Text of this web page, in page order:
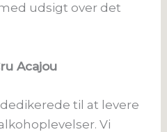
udsigt over det
Acajou
til at levere
Vi